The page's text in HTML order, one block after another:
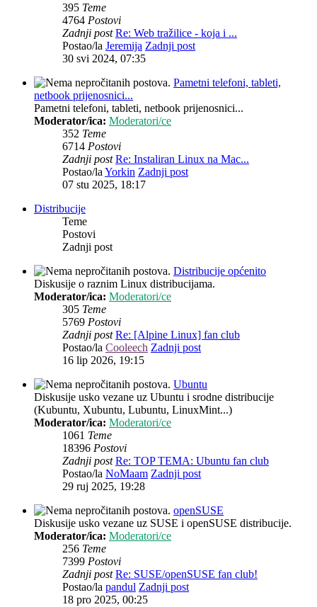
395 Teme
4764 Postovi
Zadnji post Re: Web tražilice - koja i ...
Postao/la Jeremija Zadnji post
30 svi 2024, 07:35
Pametni telefoni, tableti,
netbook prijenosnici...
Pametni telefoni, tableti, netbook prijenosnici...
Moderator/ica: Moderatori/ce
352 Teme
6714 Postovi
Zadnji post Re: Instaliran Linux na Mac...
Postao/laYorkin Zadnji post
07 stu 2025, 18:17
Distribucije
Teme
Postovi
Zadnji post
Distribucije općenito
Diskusije o raznim Linux distribucijama.
Moderator/ica: Moderatori/ce
305 Teme
5769 Postovi
Zadnji post Re: [Alpine Linux] fan club
Postao/la Cooleech Zadnji post
16 lip 2026, 19:15
Ubuntu
Diskusije usko vezane uz Ubuntu i srodne distribucije
(Kubuntu, Xubuntu, Lubuntu, LinuxMint...)
Moderator/ica: Moderatori/ce
1061 Teme
18396 Postovi
Zadnji post Re: TOP TEMA: Ubuntu fan club
Postao/la NoMaam Zadnji post
29 ruj 2025, 19:28
openSUSE
Diskusije usko vezane uz SUSE i openSUSE distribucije.
Moderator/ica: Moderatori/ce
256 Teme
7399 Postovi
Zadnji post Re: SUSE/openSUSE fan club!
Postao/la pandul Zadnji post
18 pro 2025, 00:25